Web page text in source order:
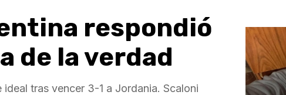
respondió
de la verdad
tras vencer 3-1 a Jordania. Scaloni